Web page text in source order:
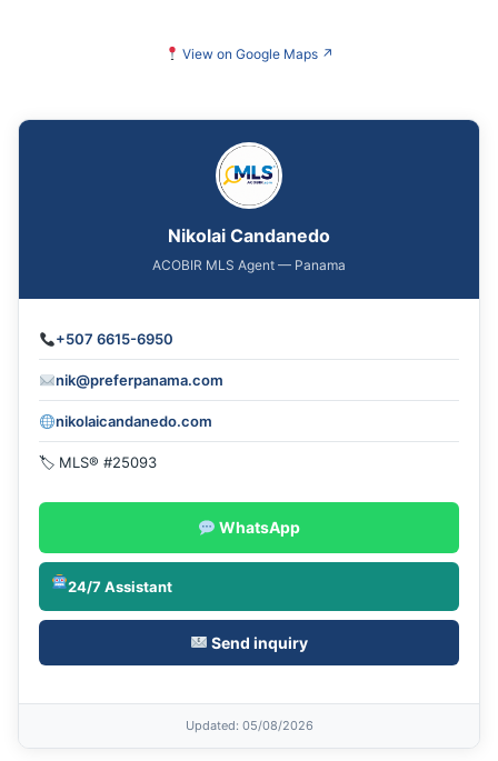
View on Google Maps ↗
Nikolai Candanedo
ACOBIR MLS Agent — Panama
+507 6615-6950
nik@preferpanama.com
nikolaicandanedo.com
🏷 MLS® #25093
WhatsApp
24/7 Assistant
Send inquiry
Updated: 05/08/2026